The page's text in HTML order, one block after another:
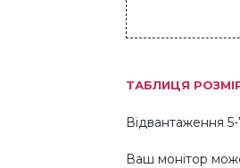
ТАБЛИЦЯ
Відвантаження
Ваш монітор